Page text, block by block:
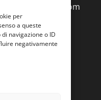
per
a queste
navigazione o ID
negativamente